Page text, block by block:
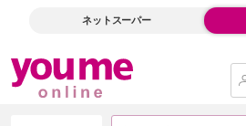
ネットスーパー